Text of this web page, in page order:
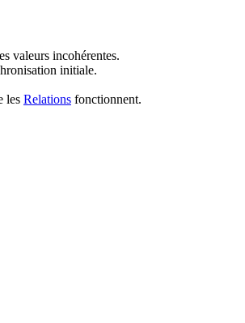
valeurs incohérentes.
initiale.
les Relations fonctionnent.